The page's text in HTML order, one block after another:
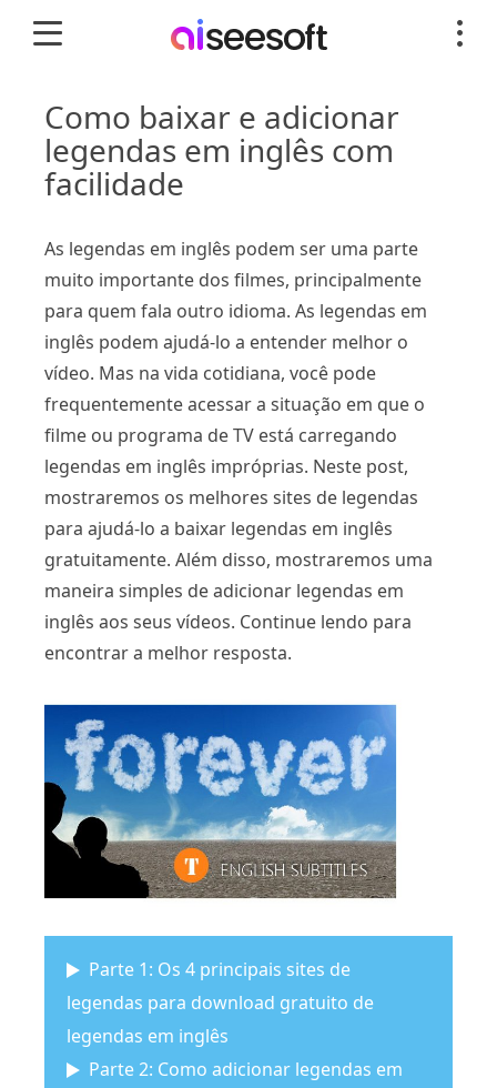
Como baixar e adicionar
legendas em inglês com
facilidade
As legendas em inglês podem ser uma parte
muito importante dos filmes, principalmente
para quem fala outro idioma. As legendas em
inglês podem ajudá-lo a entender melhor o
vídeo. Mas na vida cotidiana, você pode
frequentemente acessar a situação em que o
filme ou programa de TV está carregando
legendas em inglês impróprias. Neste post,
mostraremos os melhores sites de legendas
para ajudá-lo a baixar legendas em inglês
gratuitamente. Além disso, mostraremos uma
maneira simples de adicionar legendas em
inglês aos seus vídeos. Continue lendo para
encontrar a melhor resposta.
Parte 1: Os 4 principais sites de
legendas para download gratuito de
legendas em inglês
Parte 2: Como adicionar legendas em